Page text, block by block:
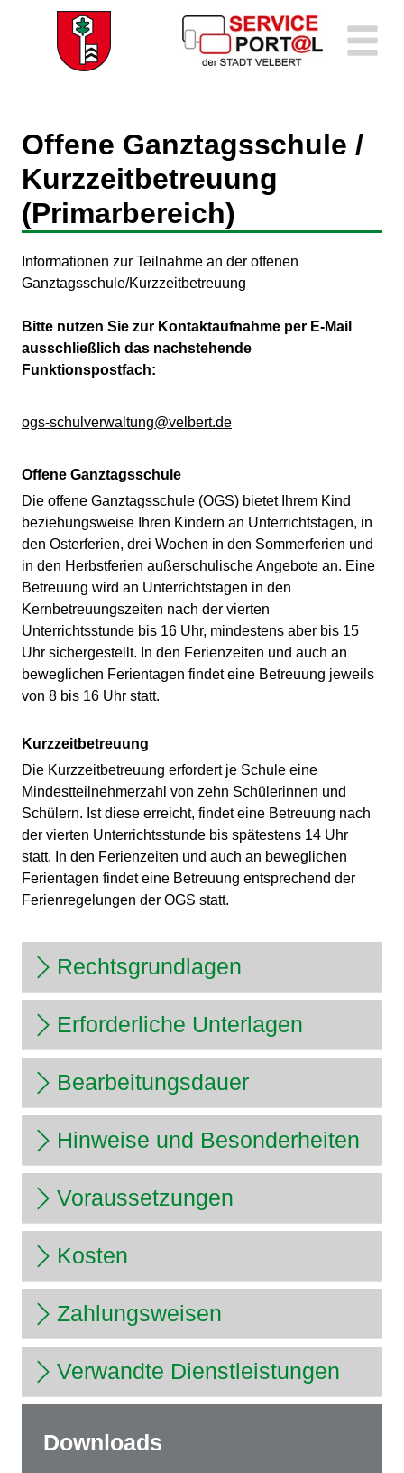
Zum Hauptinhalt springen
Zum Header
Zum Hauptinhalt
Zum Footer
Offene Ganztagsschule /
Kurzzeitbetreuung
(Primarbereich)
Kurzbeschreibung
Informationen zur Teilnahme an der offenen
Ganztagsschule/Kurzzeitbetreuung
Beschreibung
Bitte nutzen Sie zur Kontaktaufnahme per E-Mail
ausschließlich das nachstehende
Funktionspostfach:
ogs-schulverwaltung@velbert.de
Offene Ganztagsschule
Die offene Ganztagsschule (OGS) bietet Ihrem Kind
beziehungsweise Ihren Kindern an Unterrichtstagen, in
den Osterferien, drei Wochen in den Sommerferien und
in den Herbstferien außerschulische Angebote an. Eine
Betreuung wird an Unterrichtstagen in den
Kernbetreuungszeiten nach der vierten
Unterrichtsstunde bis 16 Uhr, mindestens aber bis 15
Uhr sichergestellt. In den Ferienzeiten und auch an
beweglichen Ferientagen findet eine Betreuung jeweils
von 8 bis 16 Uhr statt.
Kurzzeitbetreuung
Die Kurzzeitbetreuung erfordert je Schule eine
Mindestteilnehmerzahl von zehn Schülerinnen und
Schülern. Ist diese erreicht, findet eine Betreuung nach
der vierten Unterrichtsstunde bis spätestens 14 Uhr
statt. In den Ferienzeiten und auch an beweglichen
Ferientagen findet eine Betreuung entsprechend der
Ferienregelungen der OGS statt.
Rechtsgrundlagen
Erforderliche Unterlagen
Bearbeitungsdauer
Hinweise und Besonderheiten
Voraussetzungen
Kosten
Zahlungsweisen
Verwandte Dienstleistungen
Downloads